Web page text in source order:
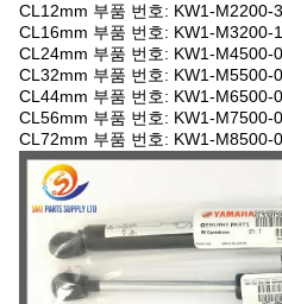
CL12mm 부품 번호: KW1-M2200-
CL16mm 부품 번호: KW1-M3200-
CL24mm 부품 번호: KW1-M4500-
CL32mm 부품 번호: KW1-M5500-
CL44mm 부품 번호: KW1-M6500-
CL56mm 부품 번호: KW1-M7500-
CL72mm 부품 번호: KW1-M8500-